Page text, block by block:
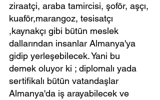
ziraatçi, araba tamircisi, şoför, aşçı,
kuaför,marangoz, tesisatçı
,kaynakçı gibi bütün meslek
dallarından insanlar Almanya'ya
gidip yerleşebilecek. Yani bu
demek oluyor ki ; diplomalı yada
sertifikalı bütün vatandaşlar
Almanya'da iş arayabilecek ve